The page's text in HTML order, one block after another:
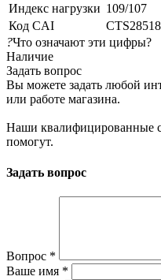
Индекс нагрузки 109/107
Код CAI
?Что означают эти цифры?
Наличие
Задать вопрос
Вы можете задать любой
или работе магазина.
Наши квалифицированные
помогут.
Задать вопрос
Вопрос *
Ваше имя *